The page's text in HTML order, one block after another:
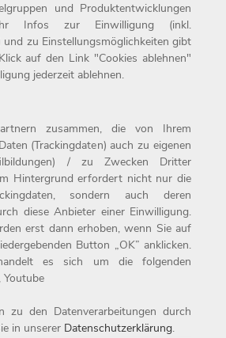
ZU GESTALTEN?
Compliance
Datenschutz
Impressum
und Produktentwicklungen
Infos zur Einwilligung (inkl.
zu Einstellungsmöglichkeiten gibt
auf den Link "Cookies ablehnen"
jederzeit ablehnen.
zusammen, die von Ihrem
(Trackingdaten) auch zu eigenen
/ zu Zwecken Dritter
Hintergrund erfordert nicht nur die
sondern auch deren
diese Anbieter einer Einwilligung.
erst dann erhoben, wenn Sie auf
Button „OK” anklicken.
es sich um die folgenden
Youtube
zu den Datenverarbeitungen durch
in unserer Datenschutzerklärung.